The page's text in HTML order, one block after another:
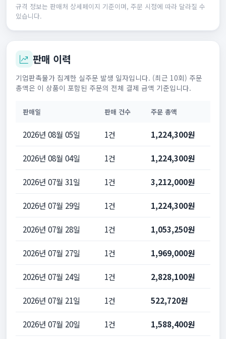
규격 정보는 판매처 상세페이지 기준이며, 주문 시점에 따라 달라질 수
있습니다.
판매 이력
기업판촉물가 집계한 실주문 발생 일자입니다. (최근 10회) 주문
총액은 이 상품이 포함된 주문의 전체 결제 금액 기준입니다.
판매일 판매 건수 주문 총액
2026년 08월 05일 1건 1,224,300원
2026년 08월 04일 1건 1,224,300원
2026년 07월 31일 1건 3,212,000원
2026년 07월 29일 1건 1,224,300원
2026년 07월 28일 1건 1,053,250원
2026년 07월 27일 1건 1,969,000원
2026년 07월 24일 1건 2,828,100원
2026년 07월 21일 1건 522,720원
2026년 07월 20일 1건 1,588,400원